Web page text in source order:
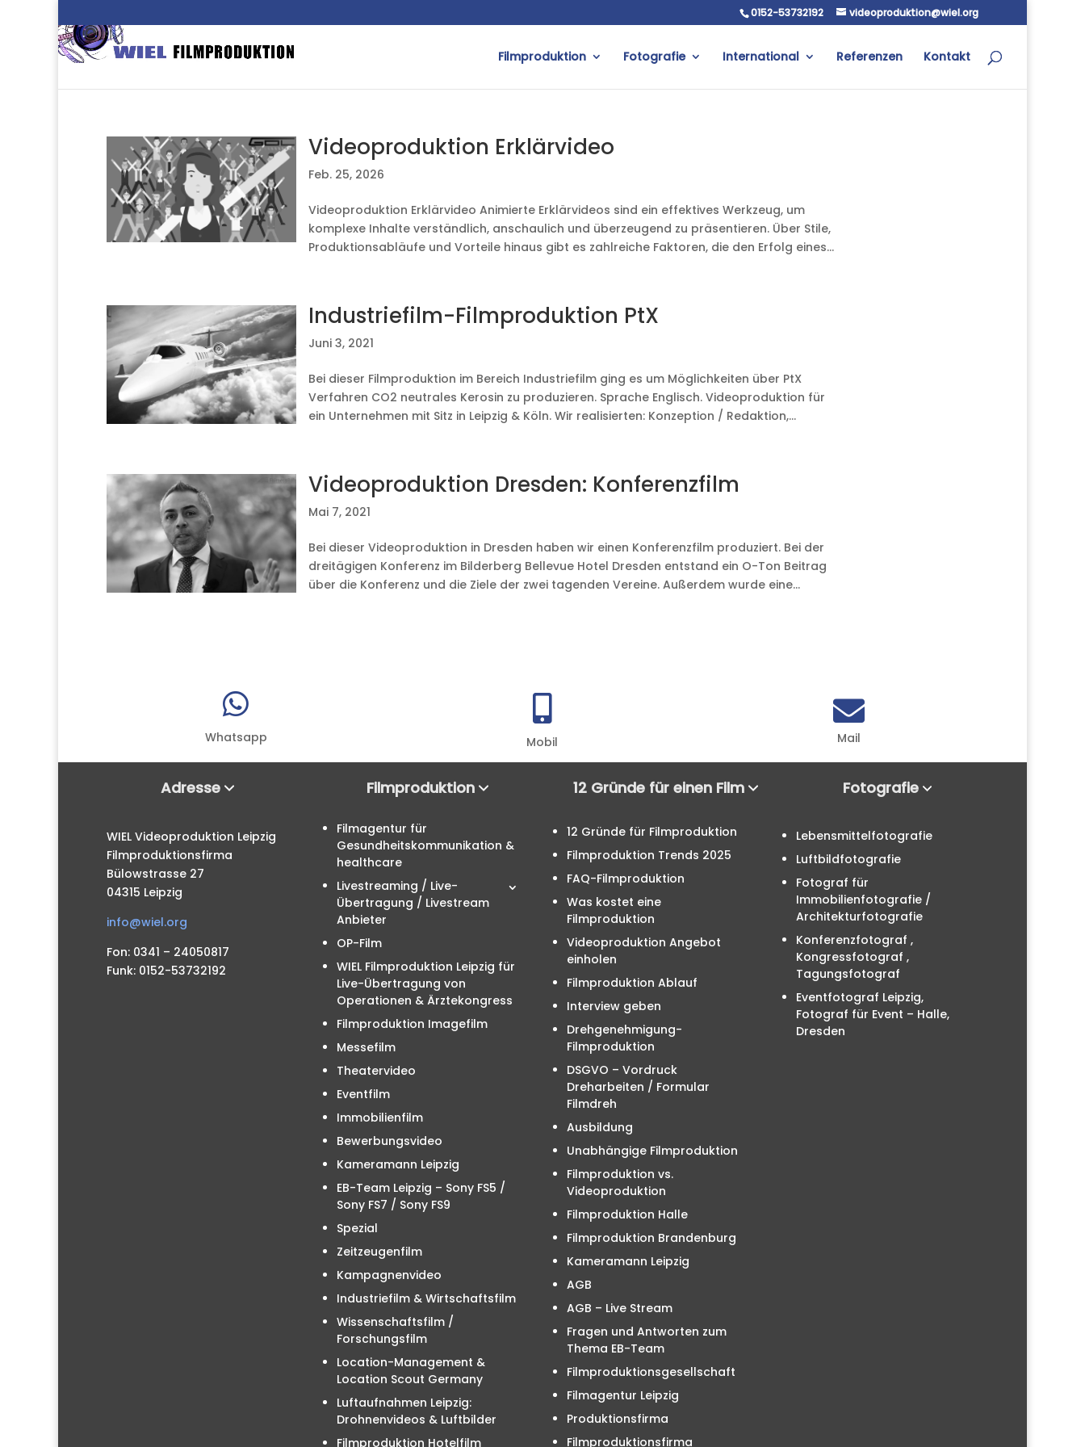
0152-53732192 videoproduktion@wiel.org
Filmproduktion Fotografie International Referenzen Kontakt
Videoproduktion Erklärvideo
Feb. 25, 2026
Videoproduktion Erklärvideo Animierte Erklärvideos sind ein effektives Werkzeug, um
komplexe Inhalte verständlich, anschaulich und überzeugend zu präsentieren. Über Stile,
Produktionsabläufe und Vorteile hinaus gibt es zahlreiche Faktoren, die den Erfolg eines...
Industriefilm-Filmproduktion PtX
Juni 3, 2021
Bei dieser Filmproduktion im Bereich Industriefilm ging es um Möglichkeiten über PtX
Verfahren CO2 neutrales Kerosin zu produzieren. Sprache Englisch. Videoproduktion für
ein Unternehmen mit Sitz in Leipzig & Köln. Wir realisierten: Konzeption / Redaktion,...
Videoproduktion Dresden: Konferenzfilm
Mai 7, 2021
Bei dieser Videoproduktion in Dresden haben wir einen Konferenzfilm produziert. Bei der
dreitägigen Konferenz im Bilderberg Bellevue Hotel Dresden entstand ein O-Ton Beitrag
über die Konferenz und die Ziele der zwei tagenden Vereine. Außerdem wurde eine...

Whatsapp

Mobil

Mail
Adresse
WIEL Videoproduktion Leipzig
Filmproduktionsfirma
Bülowstrasse 27
04315 Leipzig
info@wiel.org
Fon: 0341 – 24050817
Funk: 0152-53732192
Filmproduktion
Filmagentur für
Gesundheitskommunikation &
healthcare
Livestreaming / Live-
Übertragung / Livestream
Anbieter
OP-Film
WIEL Filmproduktion Leipzig für
Live-Übertragung von
Operationen & Ärztekongress
Filmproduktion Imagefilm
Messefilm
Theatervideo
Eventfilm
Immobilienfilm
Bewerbungsvideo
Kameramann Leipzig
EB-Team Leipzig – Sony FS5 /
Sony FS7 / Sony FS9
Spezial
Zeitzeugenfilm
Kampagnenvideo
Industriefilm & Wirtschaftsfilm
Wissenschaftsfilm /
Forschungsfilm
Location-Management &
Location Scout Germany
Luftaufnahmen Leipzig:
Drohnenvideos & Luftbilder
Filmproduktion Hotelfilm
12 Gründe für einen Film
12 Gründe für Filmproduktion
Filmproduktion Trends 2025
FAQ-Filmproduktion
Was kostet eine
Filmproduktion
Videoproduktion Angebot
einholen
Filmproduktion Ablauf
Interview geben
Drehgenehmigung-
Filmproduktion
DSGVO – Vordruck
Dreharbeiten / Formular
Filmdreh
Ausbildung
Unabhängige Filmproduktion
Filmproduktion vs.
Videoproduktion
Filmproduktion Halle
Filmproduktion Brandenburg
Kameramann Leipzig
AGB
AGB – Live Stream
Fragen und Antworten zum
Thema EB-Team
Filmproduktionsgesellschaft
Filmagentur Leipzig
Produktionsfirma
Filmproduktionsfirma
Fotografie
Lebensmittelfotografie
Luftbildfotografie
Fotograf für
Immobilienfotografie /
Architekturfotografie
Konferenzfotograf ,
Kongressfotograf ,
Tagungsfotograf
Eventfotograf Leipzig,
Fotograf für Event – Halle,
Dresden